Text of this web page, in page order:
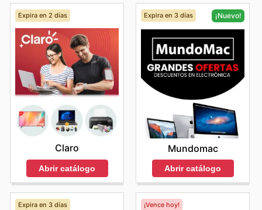
Expira en 2 días
Claro
Abrir catálogo
Expira en 3 días ¡Nuevo!
Mundomac
Abrir catálogo
Expira en 3 días ¡Vence hoy!